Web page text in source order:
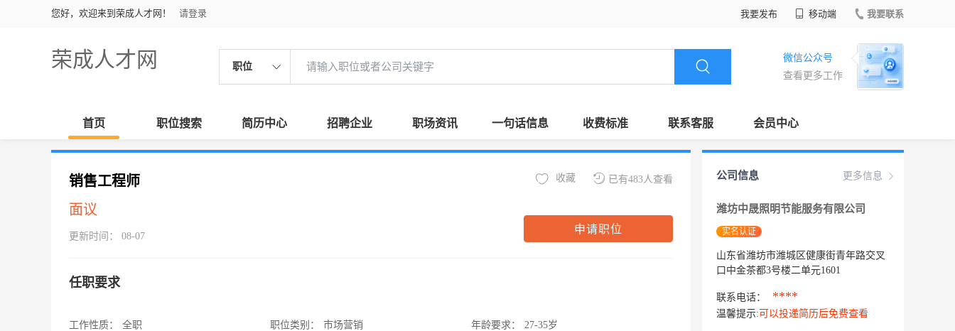
您好，欢迎来到荣成人才网！ 请登录 我要发布 移动端 我要联系
荣成人才网 职位
微信公众号
查看更多工作
首页 职位搜索 简历中心 招聘企业 职场资讯 一句话信息 收费标准 联系客服 会员中心
销售工程师
面议
更新时间： 08-07
已有483人查看
收藏
申请职位
任职要求
工作性质：
全职
职位类别：
市场营销
年龄要求：
27-35岁
更多信息
公司信息
潍坊中晟照明节能服务有限公司
实名认证
山东省潍坊市潍城区健康街青年路交叉
口中金茶都3号楼二单元1601
联系电话： ****
温馨提示: 可以投递简历后免费查看